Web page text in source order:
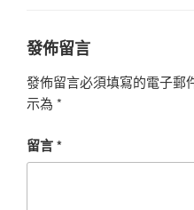
發佈留言
發佈留言必須填寫的電子郵
示為 *
留言*